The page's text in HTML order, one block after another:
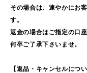
その場合は、速やかにお
す。
返金の場合はご指定の口
何卒ご了承下さいませ。
【返品・キャンセルについ